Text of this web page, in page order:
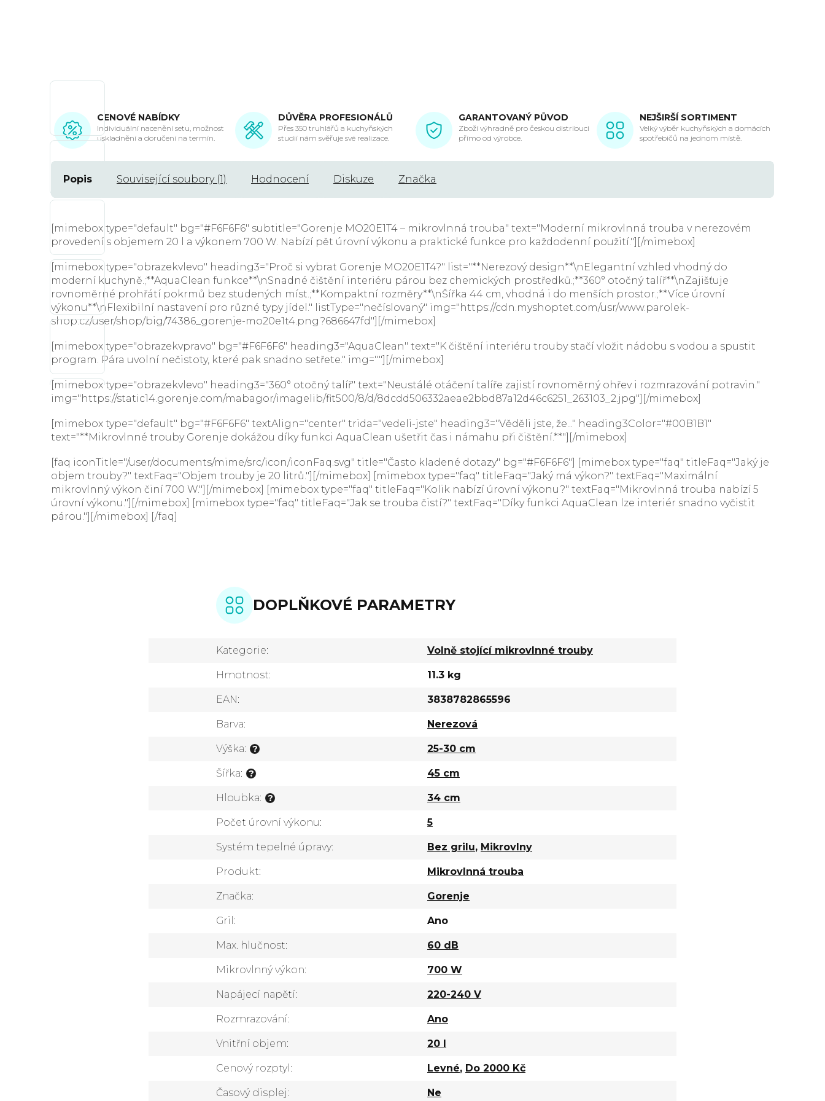
CENOVÉ NABÍDKY
Individuální nacenění setu, možnost
uskladnění a doručení na termín.
DŮVĚRA PROFESIONÁLŮ
Přes 350 truhlářů a kuchyňských
studií nám svěřuje své realizace.
GARANTOVANÝ PŮVOD
Zboží výhradně pro českou distribuci
přímo od výrobce.
NEJŠIRŠÍ SORTIMENT
Velký výběr kuchyňských a domácích
spotřebičů na jednom místě.
Popis Související soubory (1) Hodnocení Diskuze Značka
[mimebox type="default" bg="#F6F6F6" subtitle="Gorenje MO20E1T4 – mikrovlnná trouba" text="Moderní mikrovlnná trouba v nerezovém
provedení s objemem 20 l a výkonem 700 W. Nabízí pět úrovní výkonu a praktické funkce pro každodenní použití."][/mimebox]
[mimebox type="obrazekvlevo" heading3="Proč si vybrat Gorenje MO20E1T4?" list="**Nerezový design**\nElegantní vzhled vhodný do
moderní kuchyně.;**AquaClean funkce**\nSnadné čištění interiéru párou bez chemických prostředků.;**360° otočný talíř**\nZajišťuje
rovnoměrné prohřátí pokrmů bez studených míst.;**Kompaktní rozměry**\nŠířka 44 cm, vhodná i do menších prostor.;**Více úrovní
výkonu**\nFlexibilní nastavení pro různé typy jídel." listType="nečíslovaný" img="https://cdn.myshoptet.com/usr/www.parolek-
shop.cz/user/shop/big/74386_gorenje-mo20e1t4.png?686647fd"][/mimebox]
[mimebox type="obrazekvpravo" bg="#F6F6F6" heading3="AquaClean" text="K čištění interiéru trouby stačí vložit nádobu s vodou a spustit
program. Pára uvolní nečistoty, které pak snadno setřete." img=""][/mimebox]
[mimebox type="obrazekvlevo" heading3="360° otočný talíř" text="Neustálé otáčení talíře zajistí rovnoměrný ohřev i rozmrazování potravin."
img="https://static14.gorenje.com/mabagor/imagelib/fit500/8/d/8dcdd506332aeae2bbd87a12d46c6251_263103_2.jpg"][/mimebox]
[mimebox type="default" bg="#F6F6F6" textAlign="center" trida="vedeli-jste" heading3="Věděli jste, že..." heading3Color="#00B1B1"
text="**Mikrovlnné trouby Gorenje dokážou díky funkci AquaClean ušetřit čas i námahu při čištění.**"][/mimebox]
[faq iconTitle="/user/documents/mime/src/icon/iconFaq.svg" title="Často kladené dotazy" bg="#F6F6F6"] [mimebox type="faq" titleFaq="Jaký je
objem trouby?" textFaq="Objem trouby je 20 litrů."][/mimebox] [mimebox type="faq" titleFaq="Jaký má výkon?" textFaq="Maximální
mikrovlnný výkon činí 700 W."][/mimebox] [mimebox type="faq" titleFaq="Kolik nabízí úrovní výkonu?" textFaq="Mikrovlnná trouba nabízí 5
úrovní výkonu."][/mimebox] [mimebox type="faq" titleFaq="Jak se trouba čistí?" textFaq="Díky funkci AquaClean lze interiér snadno vyčistit
párou."][/mimebox] [/faq]
DOPLŇKOVÉ PARAMETRY
Kategorie: Volně stojící mikrovlnné trouby
Hmotnost: 11.3 kg
EAN: 3838782865596
Barva: Nerezová
?
Výška: 25-30 cm
?
Šířka: 45 cm
?
Hloubka: 34 cm
Počet úrovní výkonu: 5
Systém tepelné úpravy: Bez grilu, Mikrovlny
Produkt: Mikrovlnná trouba
Značka: Gorenje
Gril : Ano
Max. hlučnost: 60 dB
Mikrovlnný výkon: 700 W
Napájecí napětí: 220-240 V
Rozmrazování: Ano
Vnitřní objem: 20 l
Cenový rozptyl : Levné, Do 2000 Kč
Časový displej: Ne